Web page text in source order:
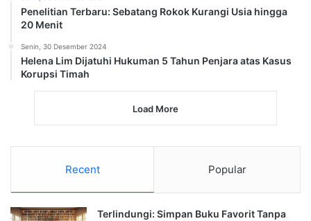
Penelitian Terbaru: Sebatang Rokok Kurangi Usia hingga
20 Menit
Senin, 30 Desember 2024
Helena Lim Dijatuhi Hukuman 5 Tahun Penjara atas Kasus
Korupsi Timah
Load More
Recent Popular
Terlindungi: Simpan Buku Favorit Tanpa